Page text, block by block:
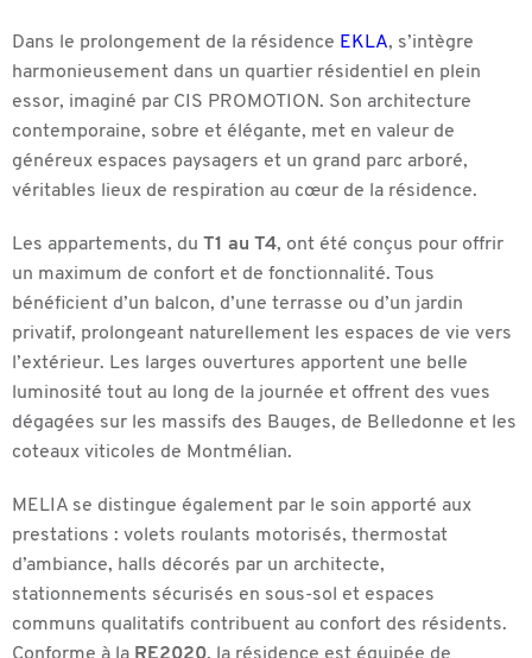
Dans le prolongement de la résidence EKLA, s’intègre
harmonieusement dans un quartier résidentiel en plein
essor, imaginé par CIS PROMOTION. Son architecture
contemporaine, sobre et élégante, met en valeur de
généreux espaces paysagers et un grand parc arboré,
véritables lieux de respiration au cœur de la résidence.
Les appartements, du T1 au T4, ont été conçus pour offrir
un maximum de confort et de fonctionnalité. Tous
bénéficient d’un balcon, d’une terrasse ou d’un jardin
privatif, prolongeant naturellement les espaces de vie vers
l’extérieur. Les larges ouvertures apportent une belle
luminosité tout au long de la journée et offrent des vues
dégagées sur les massifs des Bauges, de Belledonne et les
coteaux viticoles de Montmélian.
MELIA se distingue également par le soin apporté aux
prestations : volets roulants motorisés, thermostat
d’ambiance, halls décorés par un architecte,
stationnements sécurisés en sous-sol et espaces
communs qualitatifs contribuent au confort des résidents.
Conforme à la RE2020, la résidence est équipée de